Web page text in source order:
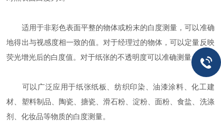
适用于非彩色表面平整的物体或粉末的白度测量，可以准确
地得出与视感度相一致的值。对于经理过的物体，可以定量反映
荧光增光后的白度值。对于纸张的不透明度可以准确测量。
可以广泛应用于纸张纸板、纺织印染、油漆涂料、化工建
材、塑料制品、陶瓷、搪瓷、滑石粉、淀粉、面粉、食盐、洗涤
剂、化妆品等物质的白度测量。